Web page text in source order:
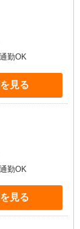
勤OK
見る
勤OK
見る